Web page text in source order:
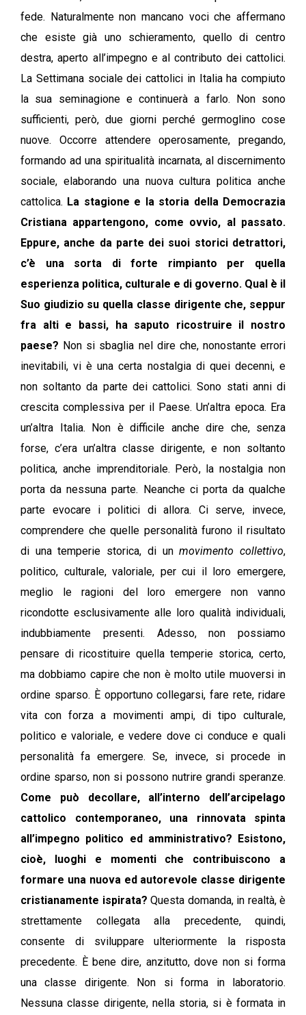
fede. Naturalmente non mancano voci che affermano
che esiste già uno schieramento, quello di centro
destra, aperto all’impegno e al contributo dei cattolici.
La Settimana sociale dei cattolici in Italia ha compiuto
la sua seminagione e continuerà a farlo. Non sono
sufficienti, però, due giorni perché germoglino cose
nuove. Occorre attendere operosamente, pregando,
formando ad una spiritualità incarnata, al discernimento
sociale, elaborando una nuova cultura politica anche
cattolica. La stagione e la storia della Democrazia
Cristiana appartengono, come ovvio, al passato.
Eppure, anche da parte dei suoi storici detrattori,
c’è una sorta di forte rimpianto per quella
esperienza politica, culturale e di governo. Qual è il
Suo giudizio su quella classe dirigente che, seppur
fra alti e bassi, ha saputo ricostruire il nostro
paese? Non si sbaglia nel dire che, nonostante errori
inevitabili, vi è una certa nostalgia di quei decenni, e
non soltanto da parte dei cattolici. Sono stati anni di
crescita complessiva per il Paese. Un’altra epoca. Era
un’altra Italia. Non è difficile anche dire che, senza
forse, c’era un’altra classe dirigente, e non soltanto
politica, anche imprenditoriale. Però, la nostalgia non
porta da nessuna parte. Neanche ci porta da qualche
parte evocare i politici di allora. Ci serve, invece,
comprendere che quelle personalità furono il risultato
di una temperie storica, di unmovimento collettivo,
politico, culturale, valoriale, per cui il loro emergere,
meglio le ragioni del loro emergere non vanno
ricondotte esclusivamente alle loro qualità individuali,
indubbiamente presenti. Adesso, non possiamo
pensare di ricostituire quella temperie storica, certo,
ma dobbiamo capire che non è molto utile muoversi in
ordine sparso. È opportuno collegarsi, fare rete, ridare
vita con forza a movimenti ampi, di tipo culturale,
politico e valoriale, e vedere dove ci conduce e quali
personalità fa emergere. Se, invece, si procede in
ordine sparso, non si possono nutrire grandi speranze.
Come può decollare, all’interno dell’arcipelago
cattolico contemporaneo, una rinnovata spinta
all’impegno politico ed amministrativo? Esistono,
cioè, luoghi e momenti che contribuiscono a
formare una nuova ed autorevole classe dirigente
cristianamente ispirata? Questa domanda, in realtà, è
strettamente collegata alla precedente, quindi,
consente di sviluppare ulteriormente la risposta
precedente. È bene dire, anzitutto, dove non si forma
una classe dirigente. Non si forma in laboratorio.
Nessuna classe dirigente, nella storia, si è formata in